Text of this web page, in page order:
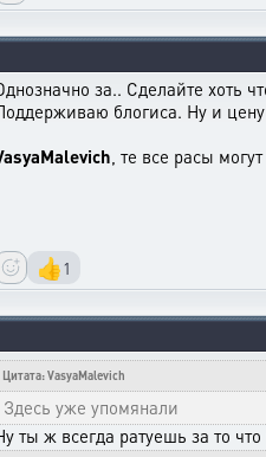
за.. Сделайте хоть
блогиса. Ну и
, те все расы
👍1
Цитата: VasyaMalevich
Здесь уже упомянали
ты ж всегда ратуешь за то